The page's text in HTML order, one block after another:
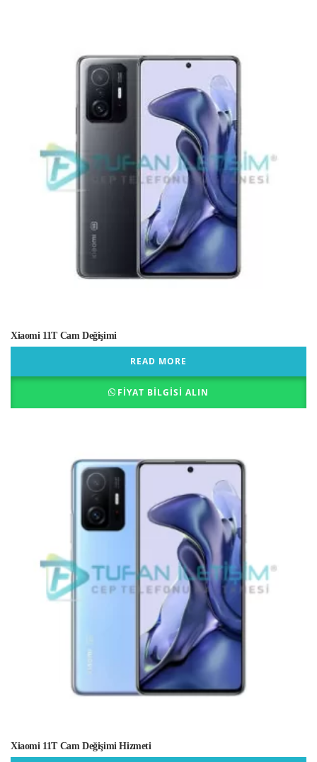
Xiaomi 11T Cam Değişimi
READ MORE
FIYAT BILGISI ALIN
Xiaomi 11T Cam Değişimi Hizmeti